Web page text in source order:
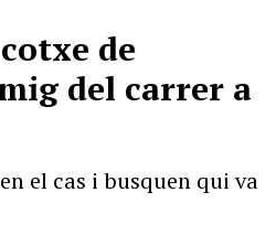
de
del carrer a
el cas i busquen qui va